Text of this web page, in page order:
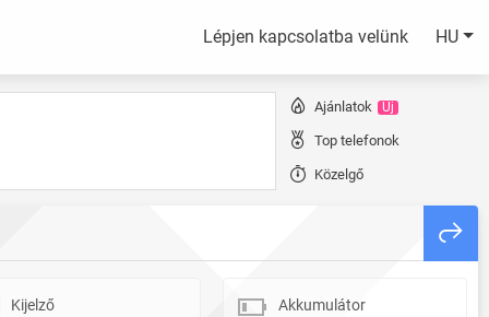
Lépjen kapcsolatba velünk HU
Ajánlatok Új
Top telefonok
Közelgő
Kijelző Akkumulátor